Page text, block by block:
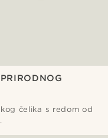
čelika s redom od